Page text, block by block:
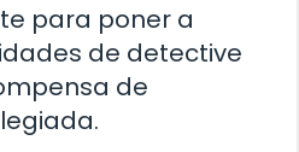
para poner a
de detective
de